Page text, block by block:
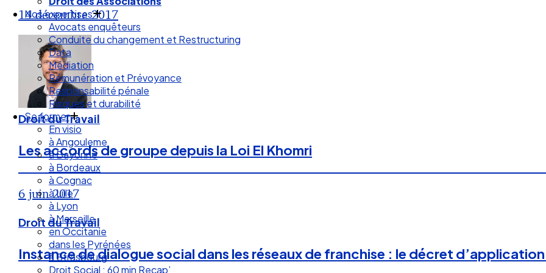
Avocats enquêteurs
Conduite du changement et Restructuring
Data
Médiation
Rémunération et Prévoyance
Responsabilité pénale
Risques et durabilité
Se former
En visio
à Angouleme
à Bayonne
à Bordeaux
à Cognac
à Lille
à Lyon
à Marseille
en Occitanie
dans les Pyrénées
à Strasbourg
Droit Social : 60 min Recap’
Nos articles
14 décembre 2017
Droit du Travail
Les accords de groupe depuis la Loi El Khomri
6 juin 2017
Droit du Travail
Instance de dialogue social dans les réseaux de franchise : le décret